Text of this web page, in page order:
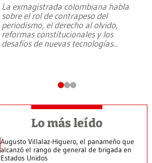
La exmagistrada colombiana habla
sobre el rol de contrapeso del
periodismo, el derecho al olvido,
reformas constitucionales y los
desafíos de nuevas tecnologías...
Lo más leído
Augusto Villalaz-Higuero, el panameño que
alcanzó el rango de general de brigada en
Estados Unidos